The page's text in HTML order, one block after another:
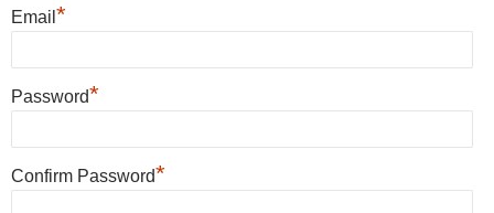
Email *
Password*
Confirm Password*